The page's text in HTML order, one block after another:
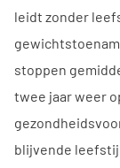
leidt zonder
stoppen
twee jaar weer
blijvende